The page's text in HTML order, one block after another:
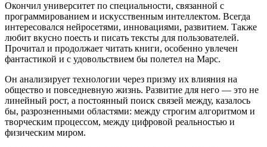
Окончил университет по специальности, связанной с
программированием и искусственным интеллектом. Всегда
интересовался нейросетями, инновациями, развитием. Также
любит вкусно поесть и писать тексты для пользователей.
Прочитал и продолжает читать книги, особенно увлечен
фантастикой и с удовольствием бы полетел на Марс.
Он анализирует технологии через призму их влияния на
общество и повседневную жизнь. Развитие для него — это не
линейный рост, а постоянный поиск связей между, казалось
бы, разрозненными областями: между строгим алгоритмом и
творческим процессом, между цифровой реальностью и
физическим миром.